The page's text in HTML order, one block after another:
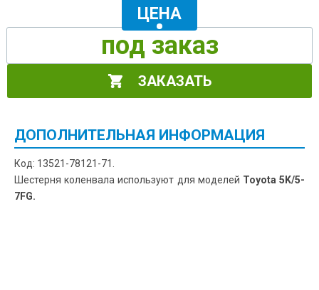
под заказ
ЦЕНА
ЗАКАЗАТЬ
ДОПОЛНИТЕЛЬНАЯ ИНФОРМАЦИЯ
Код: 13521-78121-71.
Шестерня коленвала используют для моделей Toyota 5K/5-
7FG.